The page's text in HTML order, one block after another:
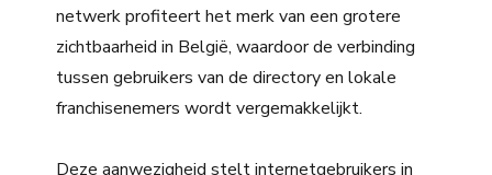
netwerk profiteert het merk van een grotere
zichtbaarheid in België, waardoor de verbinding
tussen gebruikers van de directory en lokale
franchisenemers wordt vergemakkelijkt.
Deze aanwezigheid stelt internetgebruikers in